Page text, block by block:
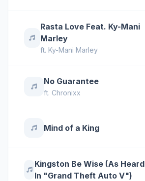
Rasta Love Feat. Ky-Mani
Marley
ft. Ky-Mani Marley
No Guarantee
ft. Chronixx
Mind of a King
Kingston Be Wise (As Heard
In "Grand Theft Auto V")